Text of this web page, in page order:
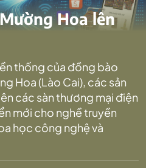
Hoa lên
thống của đồng bào
Hoa (Lào Cai), các sản
các sàn thương mại điện
mới cho nghề truyền
học công nghệ và